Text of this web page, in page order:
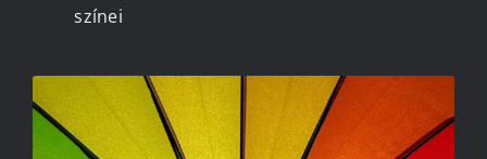
színei
SZÍNKÖR ESERNYŐVEL